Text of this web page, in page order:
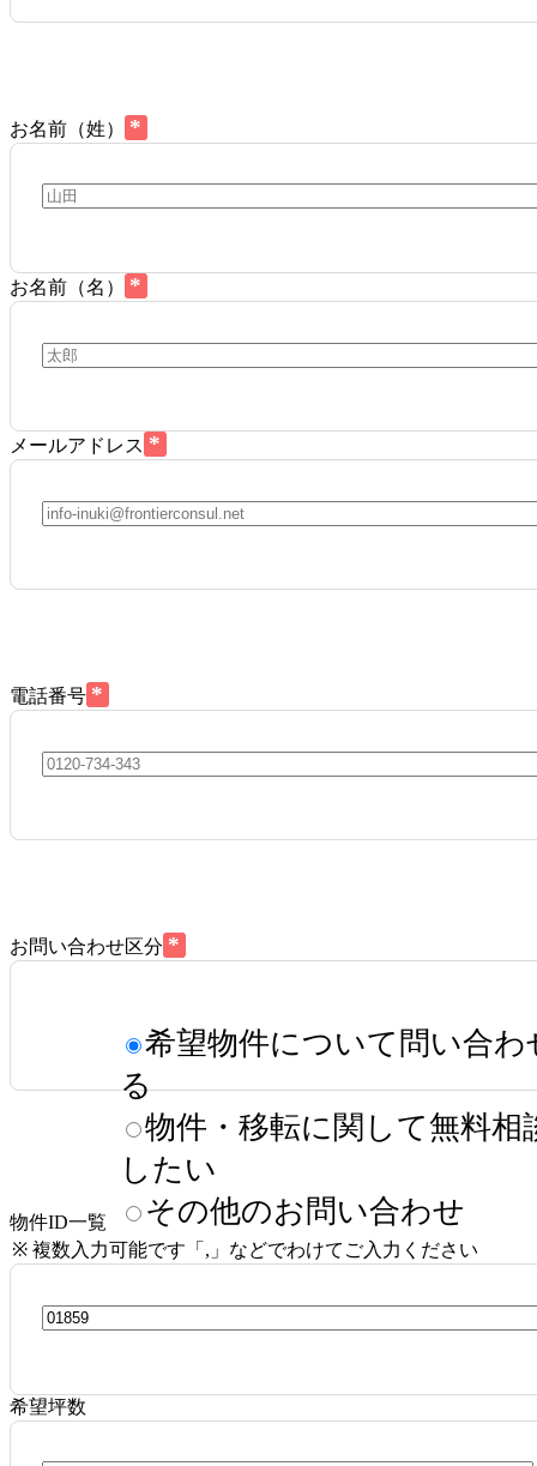
お名前（姓） *
お名前（名） *
メールアドレス *
電話番号 *
お問い合わせ区分 *
希望物件について問い合わ
る
物件・移転に関して無料相
したい
その他のお問い合わせ
物件ID一覧
※ 複数入力可能です「,」などでわけてご入力ください
希望坪数